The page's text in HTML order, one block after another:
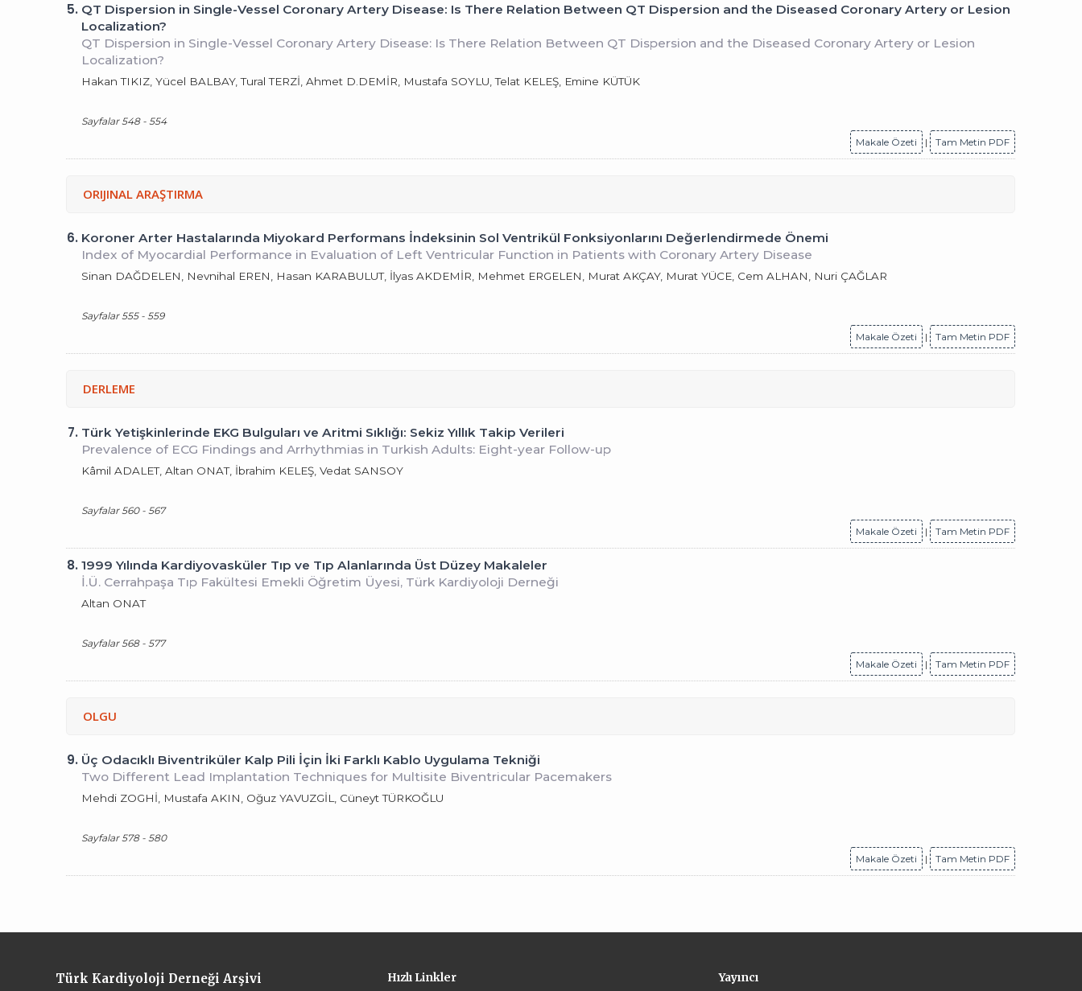
5. QT Dispersion in Single-Vessel Coronary Artery Disease: Is There Relation Between QT Dispersion and the Diseased Coronary Artery or Lesion
Localization?
QT Dispersion in Single-Vessel Coronary Artery Disease: Is There Relation Between QT Dispersion and the Diseased Coronary Artery or Lesion
Localization?
Hakan TIKIZ, Yücel BALBAY, Tural TERZİ, Ahmet D.DEMİR, Mustafa SOYLU, Telat KELEŞ, Emine KÜTÜK
Sayfalar 548 - 554
Makale Özeti
| Tam Metin PDF
ORIJINAL ARAŞTIRMA
6. Koroner Arter Hastalarında Miyokard Performans İndeksinin Sol Ventrikül Fonksiyonlarını Değerlendirmede Önemi
Index of Myocardial Performance in Evaluation of Left Ventricular Function in Patients with Coronary Artery Disease
Sinan DAĞDELEN, Nevnihal EREN, Hasan KARABULUT, İlyas AKDEMİR, Mehmet ERGELEN, Murat AKÇAY, Murat YÜCE, Cem ALHAN, Nuri ÇAĞLAR
Sayfalar 555 - 559
Makale Özeti
| Tam Metin PDF
DERLEME
7. Türk Yetişkinlerinde EKG Bulguları ve Aritmi Sıklığı: Sekiz Yıllık Takip Verileri
Prevalence of ECG Findings and Arrhythmias in Turkish Adults: Eight-year Follow-up
Kâmil ADALET, Altan ONAT, İbrahim KELEŞ, Vedat SANSOY
Sayfalar 560 - 567
Makale Özeti
| Tam Metin PDF
8.1999 Yılında Kardiyovasküler Tıp ve Tıp Alanlarında Üst Düzey Makaleler
İ.Ü. Cerrahpaşa Tıp Fakültesi Emekli Öğretim Üyesi, Türk Kardiyoloji Derneği
Altan ONAT
Sayfalar 568 - 577
Makale Özeti
| Tam Metin PDF
OLGU
9. Üç Odacıklı Biventriküler Kalp Pili İçin İki Farklı Kablo Uygulama Tekniği
Two Different Lead Implantation Techniques for Multisite Biventricular Pacemakers
Mehdi ZOGHİ, Mustafa AKIN, Oğuz YAVUZGİL, Cüneyt TÜRKOĞLU
Sayfalar 578 - 580
Makale Özeti
| Tam Metin PDF
Türk Kardiyoloji Derneği Arşivi Hızlı Linkler Yayıncı